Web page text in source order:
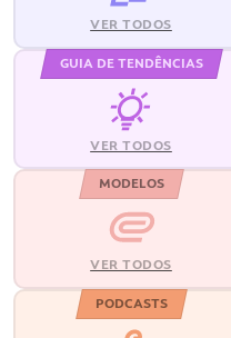
VER TODOS
GUIA DE TENDÊNCIAS
VER TODOS
MODELOS
VER TODOS
PODCASTS